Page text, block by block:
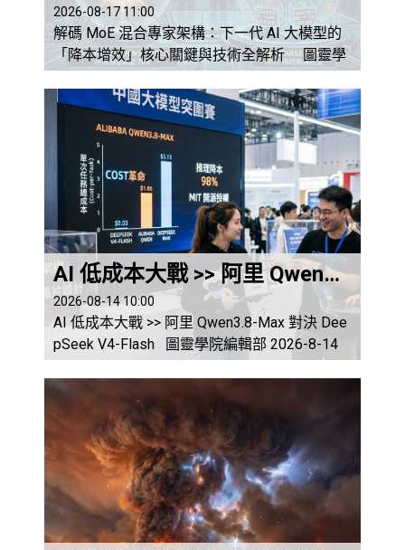
2026-08-17 11:00
解碼 MoE 混合專家架構：下一代 AI 大模型的
「降本增效」核心關鍵與技術全解析 圖靈學
院編輯部 2026-8-17 引言：算力牆下的科技革
命 大模型為何走向「稀疏化」？ 在生成式
人工智慧（Generative AI）迅速發展的浪潮
中，「縮放定律（Scaling Law）」長期被科技
巨頭奉為圭臬：只要持續擴大模型參數、注入
更多訓練數據，模型的「智慧」水準就會...
AI 低成本大戰 >> 阿里 Qwen3.8-Max 對決 DeepSeek V4-Flash
2026-08-14 10:00
AI 低成本大戰 >> 阿里 Qwen3.8-Max 對決 Dee
pSeek V4-Flash 圖靈學院編輯部 2026-8-14
引言：全球 AI 賽道的典範轉移 從「參數極
限」走向「極致性價比」 在全球生成式人
工智慧（Generative AI）演進至 2026 年之際，
大模型市場的競爭焦點已發生根本性的典範轉
移。過去數年，矽谷巨頭如 OpenAI、Goog...